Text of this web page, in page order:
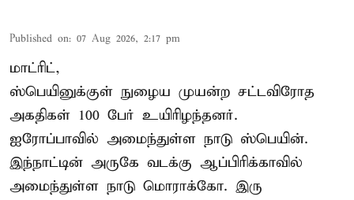
Published on: 07 Aug 2026, 2:17 pm
மாட்ரிட்,
ஸ்பெயினுக்குள் நுழைய முயன்ற சட்டவிரோத
அகதிகள் 100 பேர் உயிரிழந்தனர்.
ஐரோப்பாவில் அமைந்துள்ள நாடு ஸ்பெயின்.
இந்நாட்டின் அருகே வடக்கு ஆப்பிரிக்காவில்
அமைந்துள்ள நாடு மொராக்கோ. இரு